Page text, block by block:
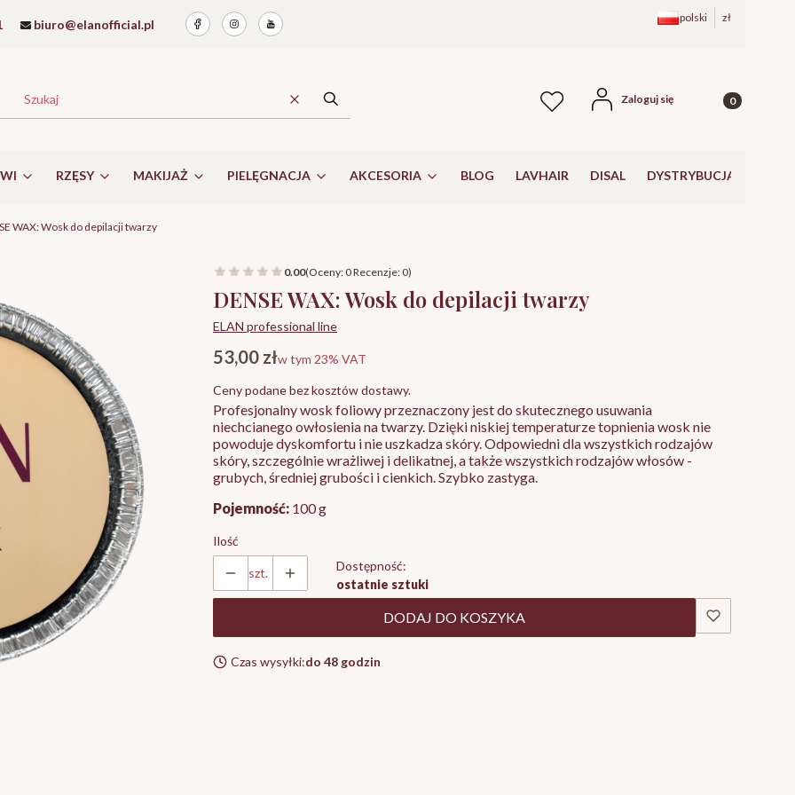
biuro@elanofficial.pl polski zł
WyczyśćSzukaj Ulubione
Zaloguj się Produkty w
RZĘSY MAKIJAŻ PIELĘGNACJA AKCESORIA BLOG LAVHAIR DISAL DYSTRYBUCJA
WAX: Wosk do depilacji twarzy
0.00(Oceny: 0 Recenzje: 0)
DENSE WAX: Wosk do depilacji twarzy
ELAN professional line
Cena
53,00 złw tym 23% VAT
w tym 23% VAT
Ceny podane bez kosztów dostawy.
Profesjonalny wosk foliowy przeznaczony jest do skutecznego usuwania
niechcianego owłosienia na twarzy. Dzięki niskiej temperaturze topnienia wosk nie
powoduje dyskomfortu i nie uszkadza skóry. Odpowiedni dla wszystkich rodzajów
skóry, szczególnie wrażliwej i delikatnej, a także wszystkich rodzajów włosów -
grubych, średniej grubości i cienkich. Szybko zastyga.
Pojemność: 100 g
Ilość
szt.
Dostępność:
ostatnie sztuki
DODAJ DO KOSZYKA
Czas wysyłki:do 48 godzin